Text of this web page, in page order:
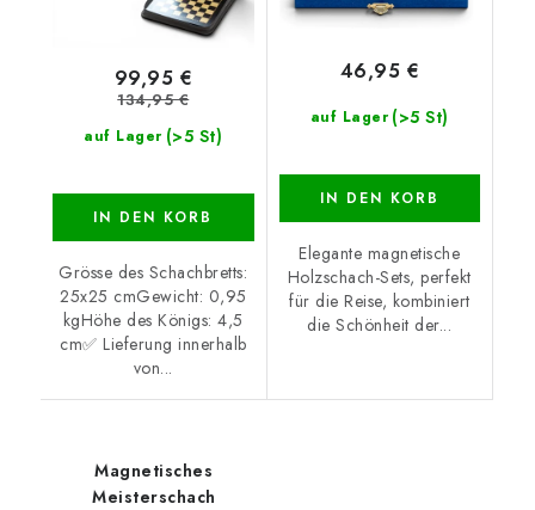
auf Lager (>5 St)
99,95 €
134,95 €
IN DEN KORB
Grösse des Schachbretts:
25x25 cmGewicht: 0,95
kgHöhe des Königs: 4,5
cm✅ Lieferung innerhalb
von...
auf Lager (>5 St)
46,95 €
IN DEN KORB
Elegante magnetische
Holzschach-Sets, perfekt
für die Reise, kombiniert
die Schönheit der...
Magnetisches
Meisterschach